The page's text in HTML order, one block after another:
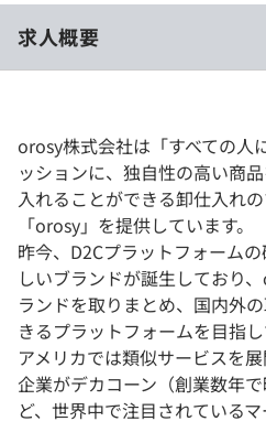
契約内容・クーポン
求人概要
orosy株式会社は「すべての人
ッションに、独自性の高い商
入れることができる卸仕入れ
「orosy」を提供しています。
昨今、D2Cプラットフォーム
しいブランドが誕生しており
ランドを取りまとめ、国内外
きるプラットフォームを目指し
アメリカでは類似サービスを
企業がデカコーン（創業数年
ど、世界中で注目されているマ